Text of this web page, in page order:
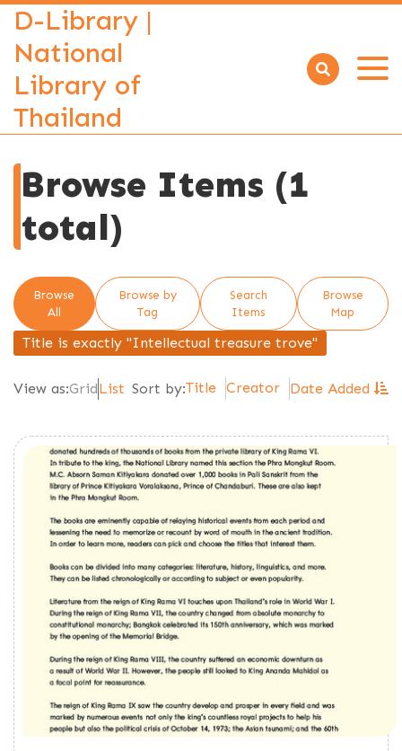
D-Library |
National
Library of
Thailand
Open
Browse Items (1
total)
Browse
All
Browse by
Tag
Search
Items
Browse
Map
Title is exactly "Intellectual treasure trove"
View as:GridList Sort by:Title Creator Date Added